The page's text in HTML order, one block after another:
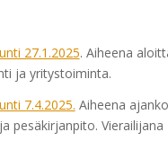
27.1.2025. Aiheena
ja yritystoiminta.
7.4.2025. Aiheena
pesäkirjanpito. Vierailijana